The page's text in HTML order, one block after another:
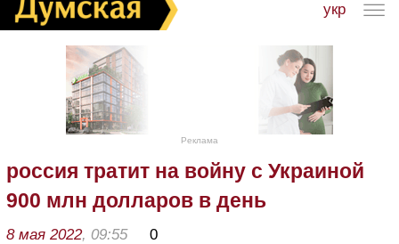
укр
Реклама
россия тратит на войну с Украиной
900 млн долларов в день
8 мая 2022, 09:55 0